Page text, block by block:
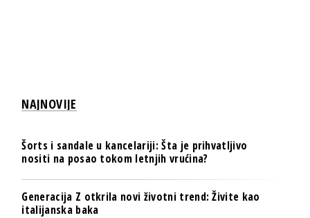
NAJNOVIJE
Šorts i sandale u kancelariji: Šta je prihvatljivo
nositi na posao tokom letnjih vrućina?
Generacija Z otkrila novi životni trend: Živite kao
italijanska baka